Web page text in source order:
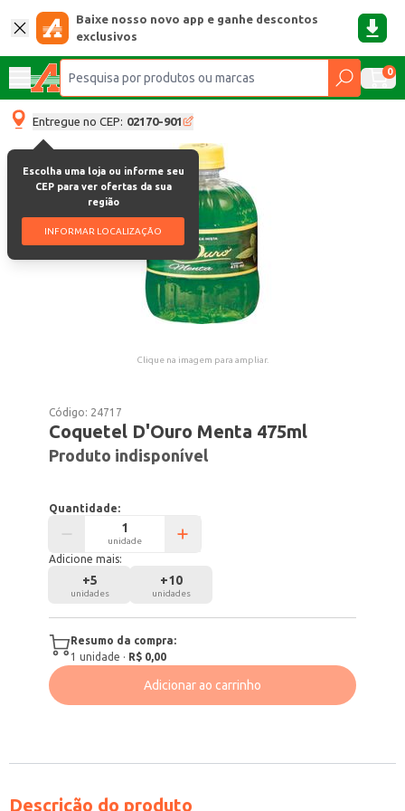
Baixe nosso novo app e ganhe descontos
exclusivos
0
Entregue no CEP: 02170-901
Escolha uma loja ou informe seu
CEP para ver ofertas da sua
região
INFORMAR LOCALIZAÇÃO
Clique na imagem para ampliar.
Código: 24717
Coquetel D'Ouro Menta 475ml
Produto indisponível
Quantidade:
unidade
Adicione mais:
+5
unidades
+10
unidades
Resumo da compra:
1 unidade · R$ 0,00
Adicionar ao carrinho
Descrição do produto